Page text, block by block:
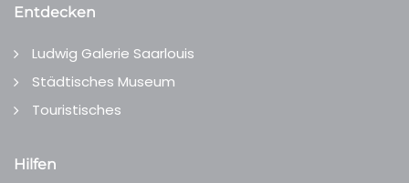
Entdecken
Ludwig Galerie Saarlouis
Städtisches Museum
Touristisches
Hilfen